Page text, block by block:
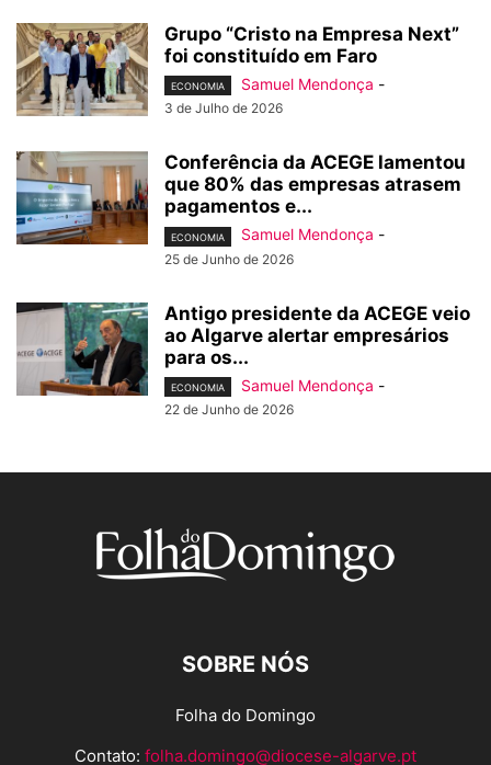
Grupo “Cristo na Empresa Next”
foi constituído em Faro
ECONOMIA Samuel Mendonça -
3 de Julho de 2026
Conferência da ACEGE lamentou
que 80% das empresas atrasem
pagamentos e...
ECONOMIA Samuel Mendonça -
25 de Junho de 2026
Antigo presidente da ACEGE veio
ao Algarve alertar empresários
para os...
ECONOMIA Samuel Mendonça -
22 de Junho de 2026
SOBRE NÓS
Folha do Domingo
Contato: folha.domingo@diocese-algarve.pt